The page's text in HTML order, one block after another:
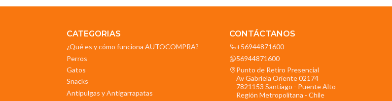
CATEGORIAS
¿Qué es y cómo funciona AUTOCOMPRA?
Perros
Gatos
Snacks
Antipulgas y Antigarrapatas
CONTÁCTANOS
+56944871600
56944871600
Punto de Retiro Presencial
Av Gabriela Oriente 02174
7821153 Santiago - Puente Alto
Región Metropolitana - Chile